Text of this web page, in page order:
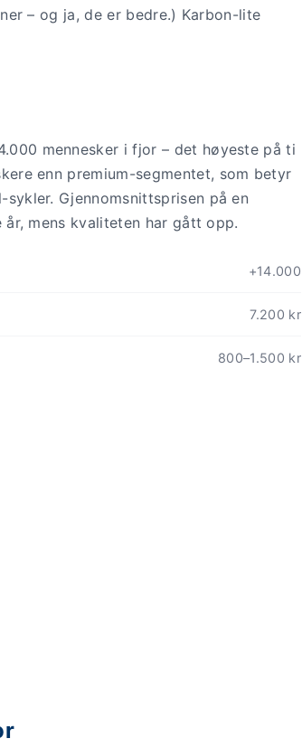
– og ja, de er bedre.) Karbon-lite
mennesker i fjor – det høyeste på ti
enn premium-segmentet, som betyr
Gjennomsnittsprisen på en
mens kvaliteten har gått opp.
+14.000
7.200 kr
800–1.500 kr